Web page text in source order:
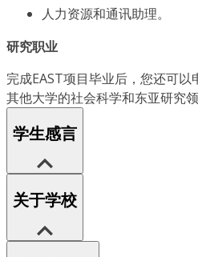
人力资源和通讯助理。
研究职业
完成EAST项目毕业后，您还可
其他大学的社会科学和东亚研究领
学生感言
关于学校